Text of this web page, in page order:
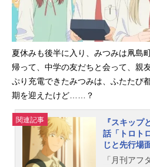
ゃんは少し
に。 スタッ
コンテ・演
督：梅下麻
二、
好、田中未
ジット
ファー』ノ
グ映像（須
生回数が
して、オー
使用された
夏休みも後半に入り、みつみは凧島
帰って、中学の友だちと会って、
ぷり充電できたみつみは、ふたたび
期を迎えたけど……？
関連記事
『スキップ
話「トロト
じと先行場
「月刊アフ